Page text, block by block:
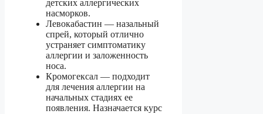
детских аллергических
насморков.
Левокабастин — назальный
спрей, который отлично
устраняет симптоматику
аллергии и заложенность
носа.
Кромогексал — подходит
для лечения аллергии на
начальных стадиях ее
появления. Назначается курс